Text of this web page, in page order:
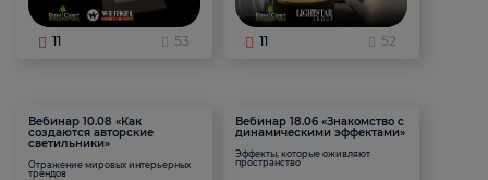
11 53 11 52
Вебинар 10.08 «Как
создаются авторские
светильники»
Отражение мировых интерьерных
трендов
Вебинар 18.06 «Знакомство с
динамическими эффектами»
Эффекты, которые оживляют
пространство